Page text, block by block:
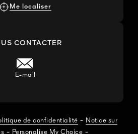
Me localiser
CONTACTER
E-mail
de confidentialité - Notice sur
- Personalise My Choice -